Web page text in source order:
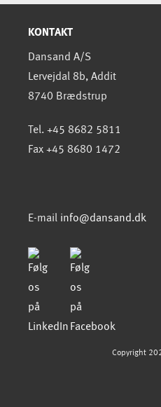
KONTAKT
Dansand A/S
Lervejdal 8b, Addit
8740 Brædstrup
Tel. +45 8682 5811
Fax +45 8680 1472
E-mail info@dansand.dk
Copyright